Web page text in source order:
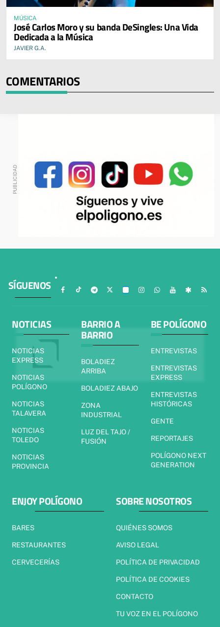
MÚSICA
José Carlos Moro y su banda DeSingles: Una Vida
Dedicada a la Música
JAVIER G.A.
COMENTARIOS
SÍGUENOS
NOTICIAS
NOTICIAS
EXPRESS
NOTICIAS
POLÍGONO
NOTICIAS
TALAVERA
NOTICIAS
TOLEDO
NOTICIAS
PROVINCIA
BARRIO A
BARRIO
BOLADIEZ
ARRIBA
BOLADIEZ ABAJO
ZONA
INDUSTRIAL
LUZ DEL TAJO /
FUSIÓN
BE POLÍGONO
ENTREVISTAS
ENTREVISTAS
EXPRESS
ENTREVISTAS
HISTÓRICAS
GENTE
REPORTAJES
POLÍGONO NEXT
GENERATION
ENJOY POLÍGONO
BARES
RESTAURANTES
CERVECERÍAS
SOBRE NOSOTROS
QUIÉNES SOMOS
AVISO LEGAL
POLÍTICA DE PRIVACIDAD
POLÍTICA DE COOKIES
CONTACTO
TU VOZ EN EL POLÍGONO